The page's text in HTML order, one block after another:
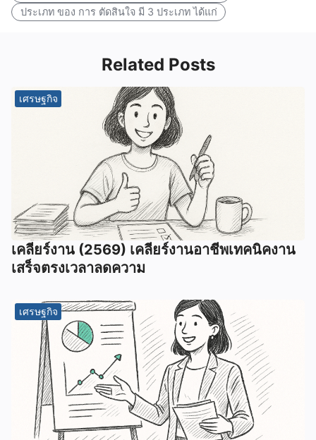
ประเภท ของ การ ตัดสินใจ มี 3 ประเภท ได้แก่
Related Posts
เศรษฐกิจ
เคลียร์งาน (2569) เคลียร์งานอาชีพเทคนิคงาน
เสร็จตรงเวลาลดความ
เศรษฐกิจ